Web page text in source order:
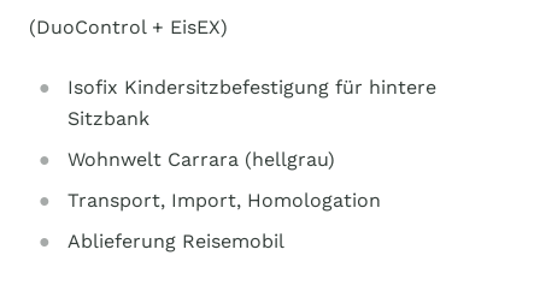
(DuoControl + EisEX)
Isofix Kindersitzbefestigung für hintere
Sitzbank
Wohnwelt Carrara (hellgrau)
Transport, Import, Homologation
Ablieferung Reisemobil